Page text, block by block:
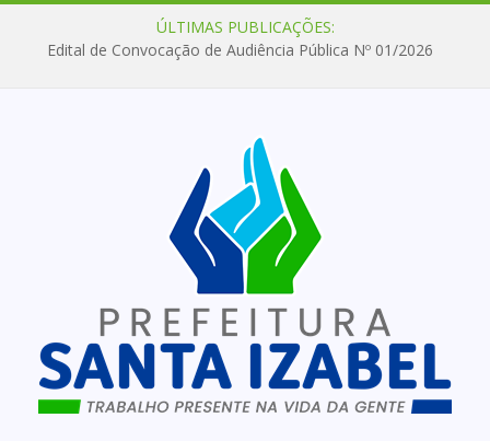
ÚLTIMAS PUBLICAÇÕES:
Edital de Convocação de Audiência Pública Nº 01/2026